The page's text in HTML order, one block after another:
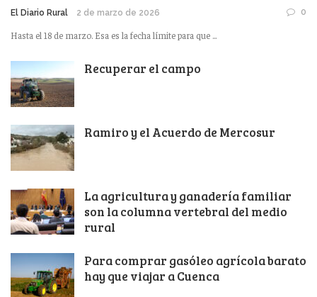
El Diario Rural 2 de marzo de 2026 0
Hasta el 18 de marzo. Esa es la fecha límite para que ...
Recuperar el campo
Ramiro y el Acuerdo de Mercosur
La agricultura y ganadería familiar
son la columna vertebral del medio
rural
Para comprar gasóleo agrícola barato
hay que viajar a Cuenca